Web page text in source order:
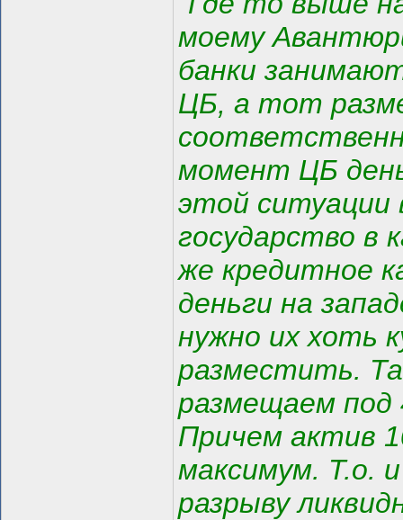
моему
банки
ЦБ, а тот
момент ЦБ
этой ситуации
государство в
же кредитное
деньги на
нужно их хоть
разместить.
размещаем под
Причем актив
максимум. Т.о.
разрыву